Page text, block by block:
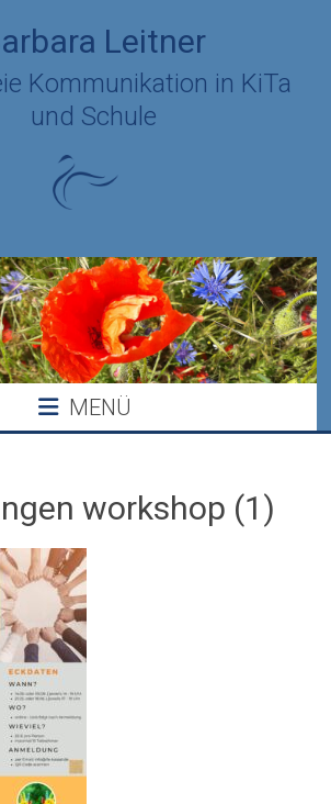
Leitner
Kommunikation in KiTa
und Schule
MENÜ
workshop (1)